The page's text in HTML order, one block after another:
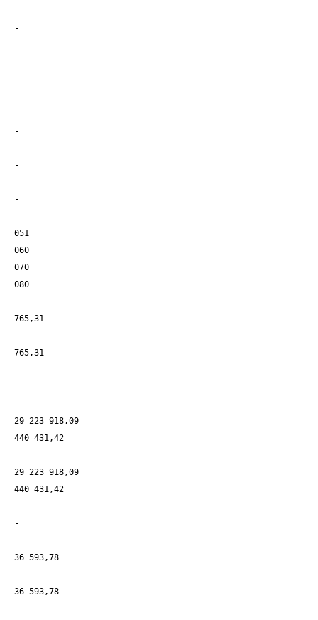
-
-
-
-
-
-
051
060
070
080
765,31
765,31
-
29 223 918,09
440 431,42
29 223 918,09
440 431,42
-
36 593,78
36 593,78